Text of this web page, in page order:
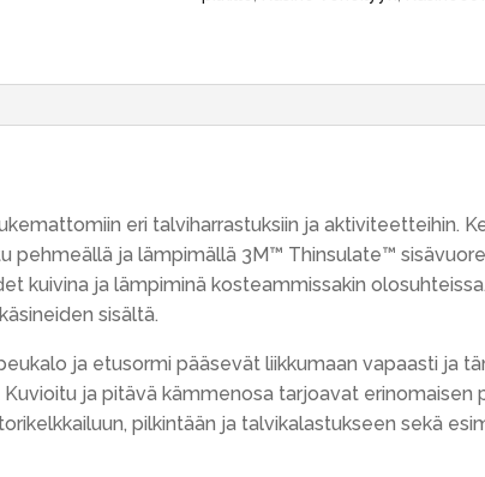
eri talviharrastuksiin ja aktiviteetteihin.
pehmeällä ja lämpimällä 3M™ Thinsulate™
kuivina ja lämpiminä kosteammissakin
sisältä.
ja etusormi pääsevät liikkumaan vapaasti ja
ja pitävä kämmenosa tarjoavat erinomaisen
pilkintään ja talvikalastukseen sekä